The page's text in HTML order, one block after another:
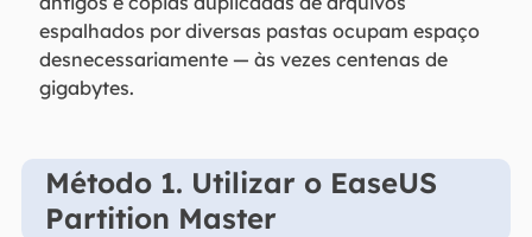
espalhados por diversas pastas ocupam espaço
desnecessariamente — às vezes centenas de
gigabytes.
Método 1. Utilizar o EaseUS
Partition Master